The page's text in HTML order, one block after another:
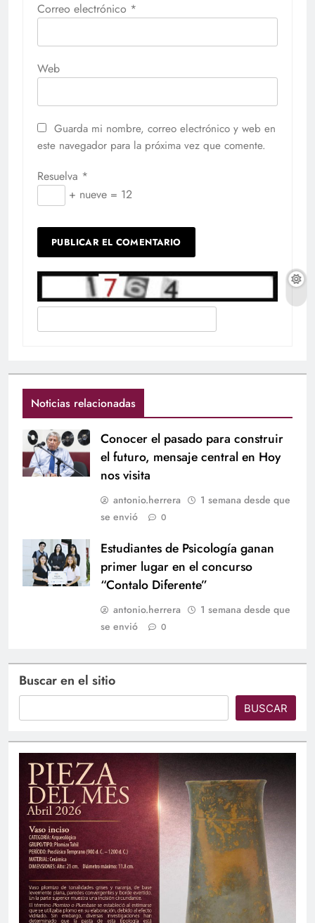
Correo electrónico *
Web
Guarda mi nombre, correo electrónico y web en
este navegador para la próxima vez que comente.
Resuelva *
+ nueve = 12
Noticias relacionadas
Conocer el pasado para construir
el futuro, mensaje central en Hoy
nos visita
antonio.herrera
1 semana desde que
se envió
0
Estudiantes de Psicología ganan
primer lugar en el concurso
“Contalo Diferente”
antonio.herrera
1 semana desde que
se envió
0
Buscar en el sitio
BUSCAR